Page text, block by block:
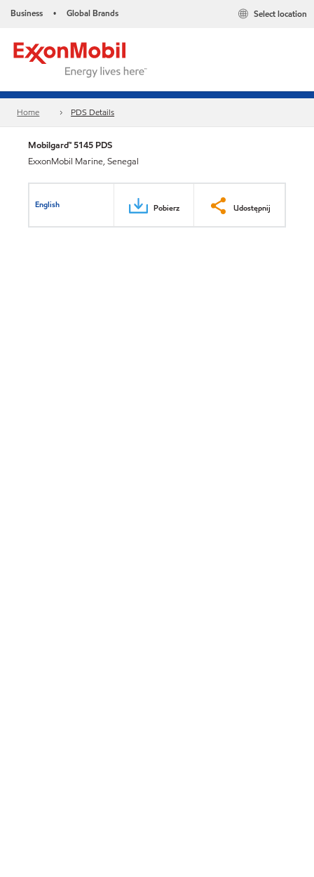
Business • Global Brands Select location
Home PDS Details
Mobilgard™ 5145 PDS
ExxonMobil Marine, Senegal
English Pobierz Udostępnij